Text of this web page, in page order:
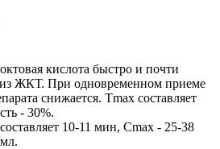
кислота быстро и почти
из ЖКТ. При одновременном приеме
снижается. Tmax составляет
- 30%.
10-11 мин, Cmax - 25-38